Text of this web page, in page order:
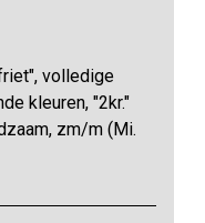
volledige
kleuren, "2kr."
zm/m (Mi.